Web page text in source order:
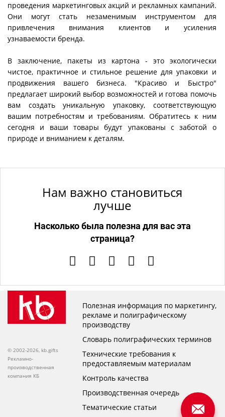
проведения маркетинговых акций и рекламных кампаний.
Они могут стать незаменимым инструментом для
привлечения внимания клиентов и усиления
узнаваемости бренда.
В заключение, пакеты из картона - это экологически
чистое, практичное и стильное решение для упаковки и
продвижения вашего бизнеса. "Красиво и Быстро"
предлагает широкий выбор возможностей и готова помочь
вам создать уникальную упаковку, соответствующую
вашим потребностям и требованиям. Обратитесь к ним
сегодня и ваши товары будут упакованы с заботой о
природе и вниманием к деталям.
Нам важно становиться
лучше
Насколько была полезна для вас эта
страница?
© 2002-2026, kb.gifts
Рекламно-
производственная
компания КБ
Полезная информация по маркетингу,
рекламе и полиграфическому
производству
Словарь полиграфических терминов
Технические требования к
предоставляемым материалам
Контроль качества
Производственная очередь
Тематические статьи